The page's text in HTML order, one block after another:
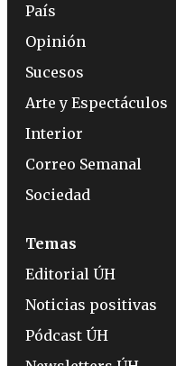
País
Opinión
Sucesos
Arte y Espectáculos
Interior
Correo Semanal
Sociedad
Temas
Editorial ÚH
Noticias positivas
Pódcast ÚH